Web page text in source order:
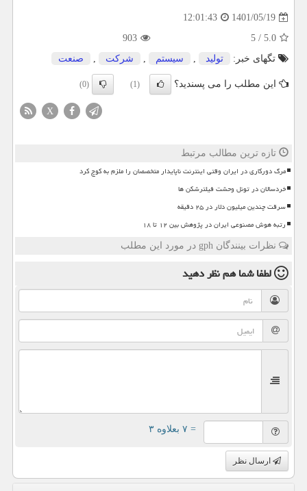
1401/05/19
12:01:43
5.0
/
5
903
تگهای خبر:
تولید , سیستم , شركت , صنعت
این مطلب را می پسندید؟ (1)
(0)
X
تازه ترین مطالب مرتبط
مرگ دورکاری در ایران وقتی اینترنت ناپایدار متخصصان را ملزم به کوچ کرد
خردسالان در تونل وحشت فیلترشکن ها
سرقت چندین میلیون دلار در ۲۵ دقیقه
رتبه هوش مصنوعی ایران در پژوهش بین ۱۲ تا ۱۸
نظرات بینندگان gph در مورد این مطلب
لطفا شما همنظر دهید
= ۷ بعلاوه ۳
ارسال نظر